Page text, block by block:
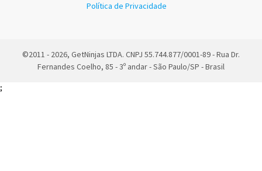
Política de Privacidade
©2011 - 2026, GetNinjas LTDA. CNPJ 55.744.877/0001-89 - Rua Dr.
Fernandes Coelho, 85 - 3º andar - São Paulo/SP - Brasil
;